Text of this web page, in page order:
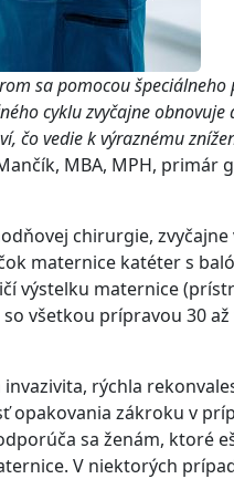
sa pomocou
cyklu zvyčajne
čo vedie k výraznému
MBA, MPH,
chirurgie,
maternice katéter s
výstelku maternice
všetkou prípravou 30
rýchla
zákroku v
sa ženám, ktoré
V niektorých